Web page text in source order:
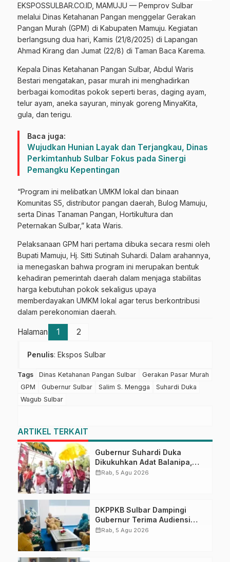
EKSPOSSULBAR.CO.ID, MAMUJU — Pemprov Sulbar
melalui Dinas Ketahanan Pangan menggelar Gerakan
Pangan Murah (GPM) di Kabupaten Mamuju. Kegiatan
berlangsung dua hari, Kamis (21/8/2025) di Lapangan
Ahmad Kirang dan Jumat (22/8) di Taman Baca Karema.
Kepala Dinas Ketahanan Pangan Sulbar, Abdul Waris
Bestari mengatakan, pasar murah ini menghadirkan
berbagai komoditas pokok seperti beras, daging ayam,
telur ayam, aneka sayuran, minyak goreng MinyaKita,
gula, dan terigu.
Baca juga:
Wujudkan Hunian Layak dan Terjangkau, Dinas
Perkimtanhub Sulbar Fokus pada Sinergi
Pemangku Kepentingan
“Program ini melibatkan UMKM lokal dan binaan
Komunitas S5, distributor pangan daerah, Bulog Mamuju,
serta Dinas Tanaman Pangan, Hortikultura dan
Peternakan Sulbar,” kata Waris.
Pelaksanaan GPM hari pertama dibuka secara resmi oleh
Bupati Mamuju, Hj. Sitti Sutinah Suhardi. Dalam arahannya,
ia menegaskan bahwa program ini merupakan bentuk
kehadiran pemerintah daerah dalam menjaga stabilitas
harga kebutuhan pokok sekaligus upaya
memberdayakan UMKM lokal agar terus berkontribusi
dalam perekonomian daerah.
Halaman 1 2
Penulis: Ekspos Sulbar
Tags Dinas Ketahanan Pangan Sulbar
Gerakan Pasar Murah
GPM
Gubernur Sulbar Salim S. Mengga
Suhardi Duka
Wagub Sulbar
ARTIKEL TERKAIT
Gubernur Suhardi Duka
Dikukuhkan Adat Balanipa,
Raih Gelar Sulo Tappidena
calendar_monthRab, 5 Agu 2026
DKPPKB Sulbar Dampingi
Gubernur Terima Audiensi
Kepala Rumah Sakit TK. III
calendar_monthRab, 5 Agu 2026